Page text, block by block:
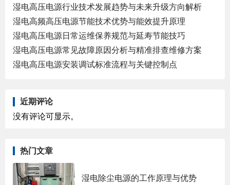
湿电高压电源行业技术发展趋势与未来升级方向解析
湿电高频高压电源节能技术优势与能效提升原理
湿电高压电源日常运维保养规范与延寿节能技巧
湿电高压电源常见故障原因分析与精准排查维修方案
湿电高压电源安装调试标准流程与关键控制点
近期评论
没有评论可显示。
热门文章
湿电除尘电源的工作原理与优势